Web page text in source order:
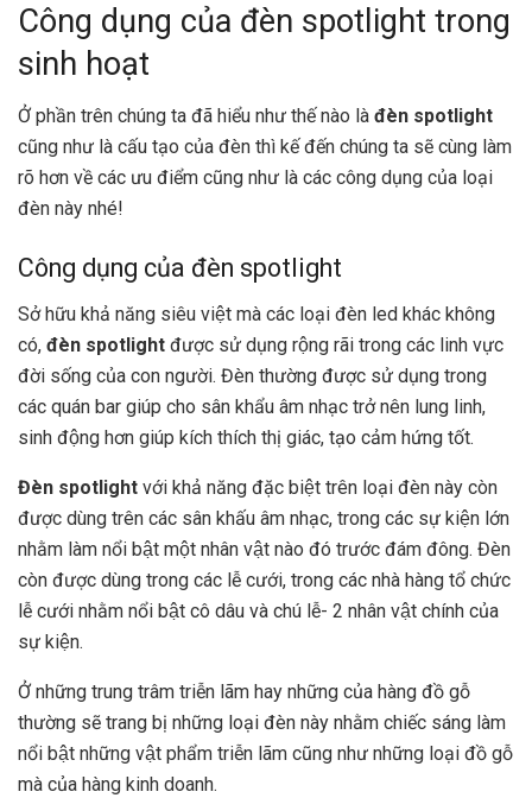
Công dụng của đèn spotlight trong
sinh hoạt
Ở phần trên chúng ta đã hiểu như thế nào là đèn spotlight
cũng như là cấu tạo của đèn thì kế đến chúng ta sẽ cùng làm
rõ hơn về các ưu điểm cũng như là các công dụng của loại
đèn này nhé!
Công dụng của đèn spotlight
Sở hữu khả năng siêu việt mà các loại đèn led khác không
có, đèn spotlight được sử dụng rộng rãi trong các linh vực
đời sống của con người. Đèn thường được sử dụng trong
các quán bar giúp cho sân khẩu âm nhạc trở nên lung linh,
sinh động hơn giúp kích thích thị giác, tạo cảm hứng tốt.
Đèn spotlight với khả năng đặc biệt trên loại đèn này còn
được dùng trên các sân khấu âm nhạc, trong các sự kiện lớn
nhằm làm nổi bật một nhân vật nào đó trước đám đông. Đèn
còn được dùng trong các lễ cưới, trong các nhà hàng tổ chức
lễ cưới nhằm nổi bật cô dâu và chú lễ- 2 nhân vật chính của
sự kiện.
Ở những trung trâm triễn lãm hay những của hàng đồ gỗ
thường sẽ trang bị những loại đèn này nhằm chiếc sáng làm
nổi bật những vật phẩm triễn lãm cũng như những loại đồ gỗ
mà của hàng kinh doanh.